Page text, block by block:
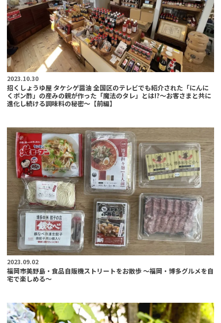
2023.10.30
招くしょうゆ屋 タケシゲ醤油 全国区のテレビでも紹介された「にんに
くポン酢」の産みの親が作った「魔法のタレ」とは!?〜お客さまと共に
進化し続ける調味料の秘密〜【前編】
2023.09.02
福岡市美野島・食品自販機ストリートをお散歩 〜福岡・博多グルメを自
宅で楽しめる〜